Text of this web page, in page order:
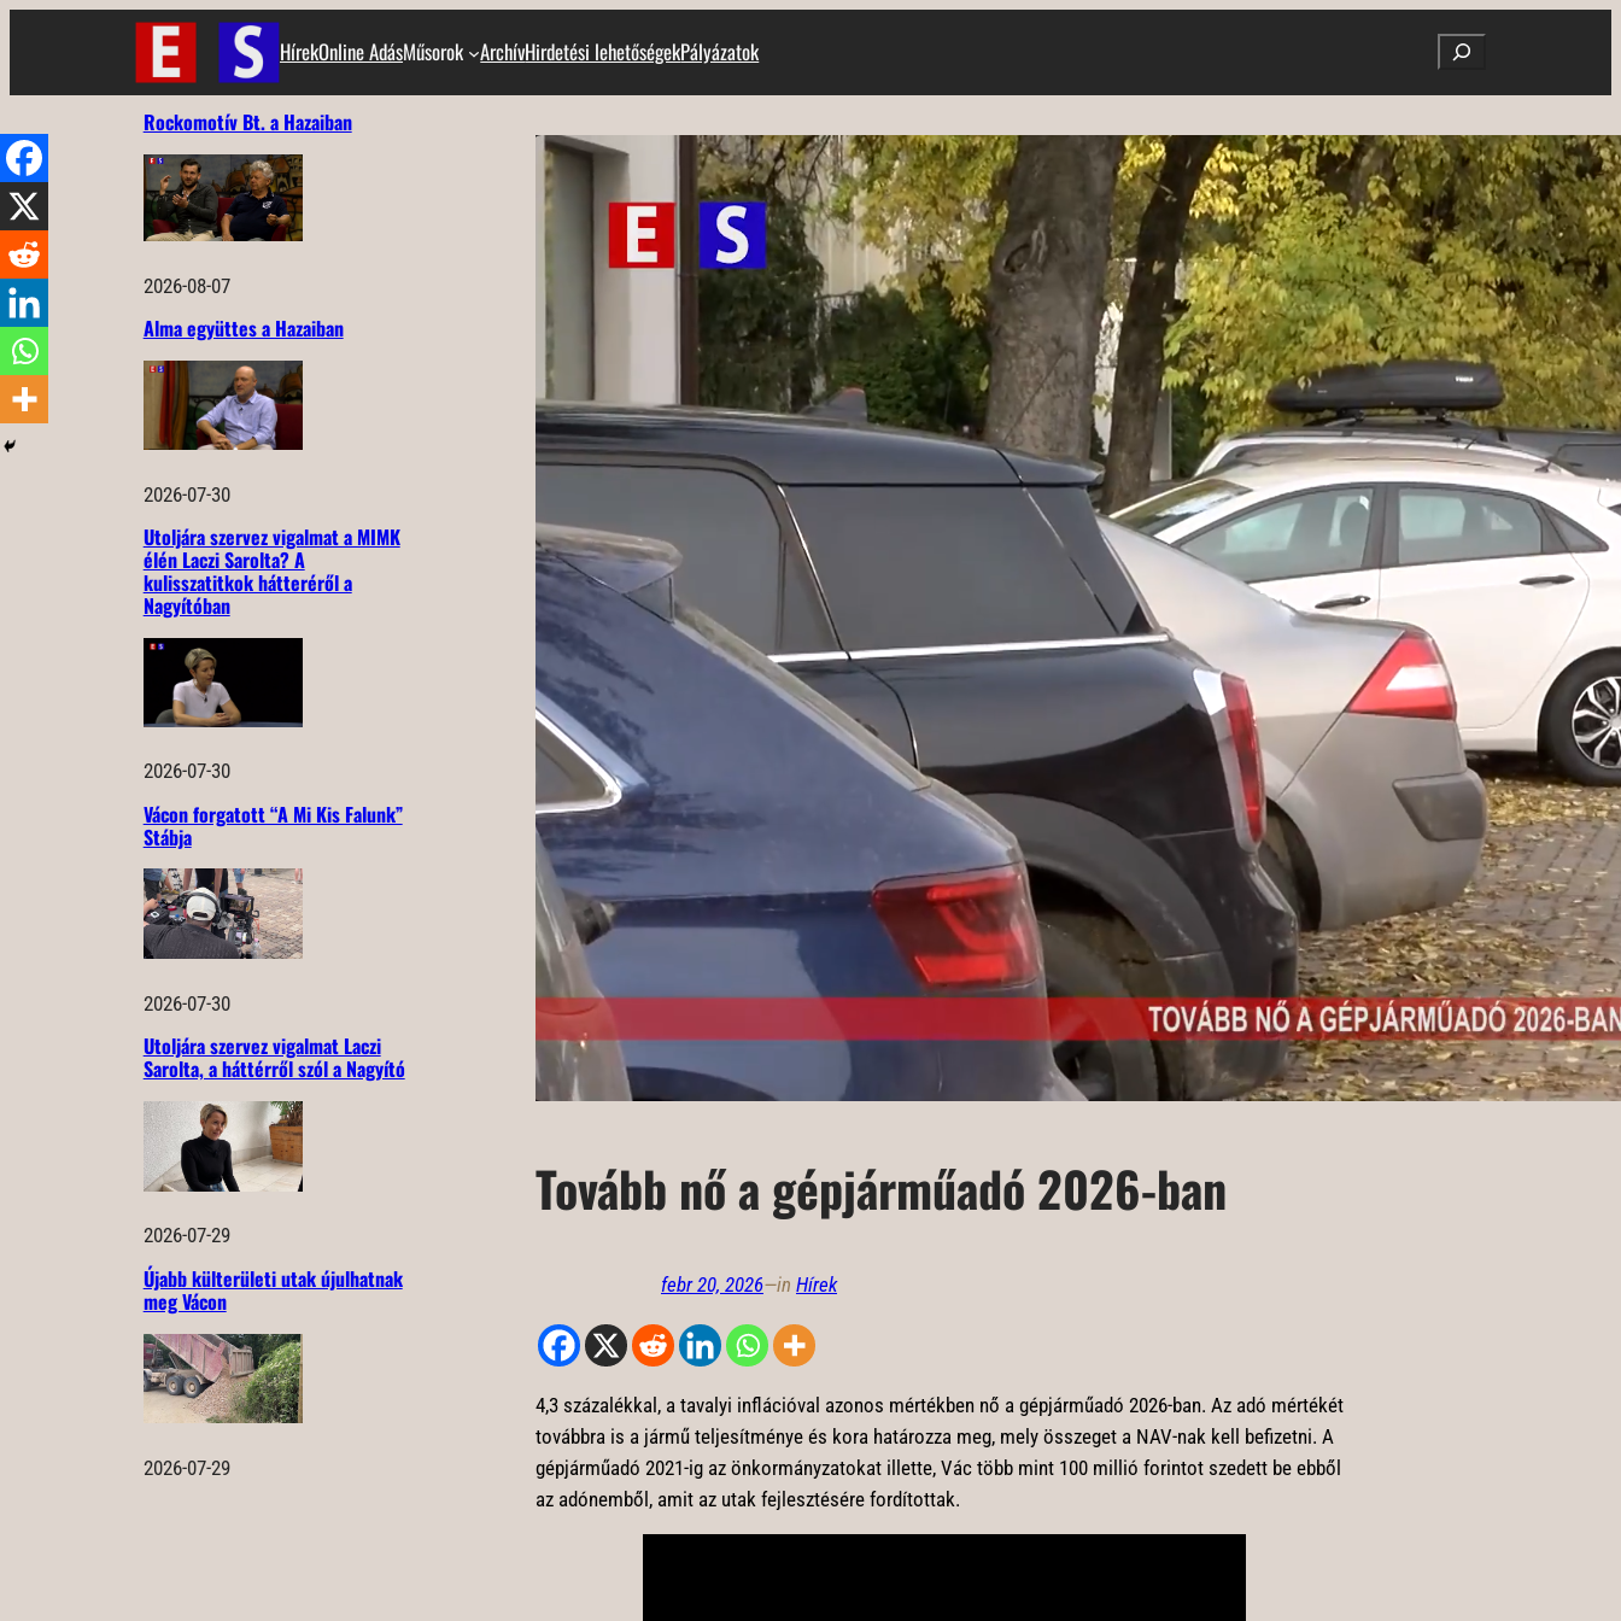
HírekOnline AdásMűsorok ArchívHirdetési lehetőségekPályázatok Search
Rockomotív Bt. a Hazaiban
2026-08-07
Alma együttes a Hazaiban
2026-07-30
Utoljára szervez vigalmat a MIMK
élén Laczi Sarolta? A
kulisszatitkok hátteréről a
Nagyítóban
2026-07-30
Vácon forgatott “A Mi Kis Falunk”
Stábja
2026-07-30
Utoljára szervez vigalmat Laczi
Sarolta, a háttérről szól a Nagyító
2026-07-29
Újabb külterületi utak újulhatnak
meg Vácon
2026-07-29
Tovább nő a gépjárműadó 2026-ban
febr 20, 2026—in Hírek
4,3 százalékkal, a tavalyi inflációval azonos mértékben nő a gépjárműadó 2026-ban. Az adó mértékét
továbbra is a jármű teljesítménye és kora határozza meg, mely összeget a NAV-nak kell befizetni. A
gépjárműadó 2021-ig az önkormányzatokat illette, Vác több mint 100 millió forintot szedett be ebből
az adónemből, amit az utak fejlesztésére fordítottak.